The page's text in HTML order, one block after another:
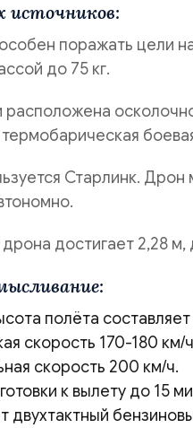
источников:
поражать цели
до 75 кг.
расположена
Старлинк. Дрон
достигает 2,28
полёта
скорость 170-180 км/
скорость 200 км/ч.
к вылету до 15
двухтактный